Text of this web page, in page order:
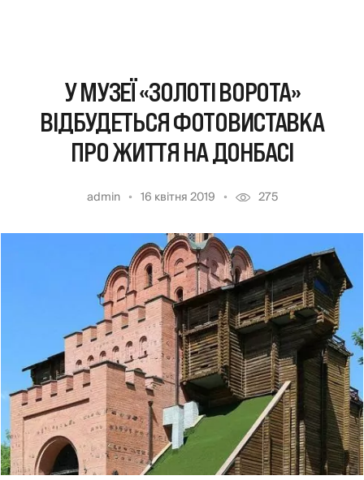
У МУЗЕЇ «ЗОЛОТІ ВОРОТА»
ВІДБУДЕТЬСЯ ФОТОВИСТАВКА
ПРО ЖИТТЯ НА ДОНБАСІ
admin 16 квітня 2019 275